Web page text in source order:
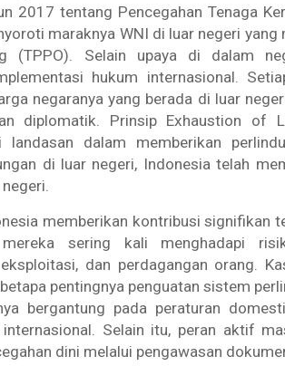
2017 tentang Pencegahan Tenaga
maraknya WNI di luar negeri
(TPPO). Selain upaya di dalam
hukum internasional.
negaranya yang berada di luar
diplomatik. Prinsip Exhaustion of
landasan dalam memberikan
di luar negeri, Indonesia telah
memberikan kontribusi signifikan
sering kali menghadapi
dan perdagangan orang.
pentingnya penguatan sistem
bergantung pada peraturan
Selain itu, peran aktif
dini melalui pengawasan